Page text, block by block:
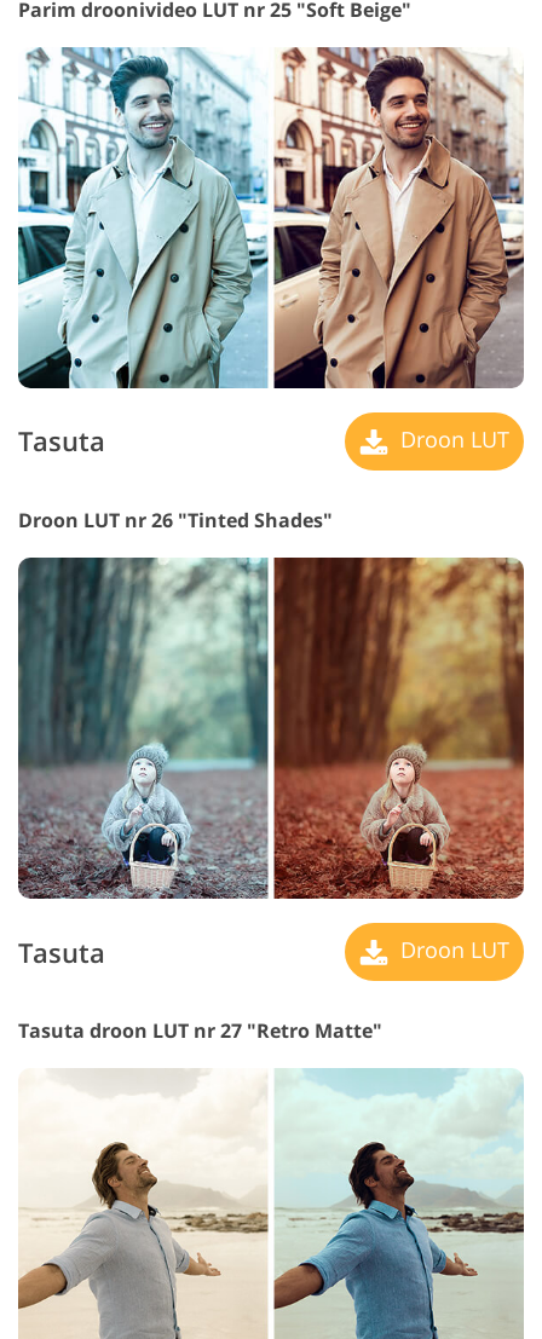
Parim droonivideo LUT nr 25 "Soft Beige"
Tasuta Droon LUT
Droon LUT nr 26 "Tinted Shades"
Tasuta Droon LUT
Tasuta droon LUT nr 27 "Retro Matte"